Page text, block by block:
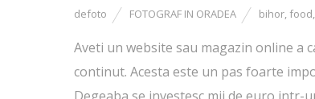
defoto FOTOGRAF IN ORADEA bihor, food,
Aveti un website sau magazin online a
continut. Acesta este un pas foarte